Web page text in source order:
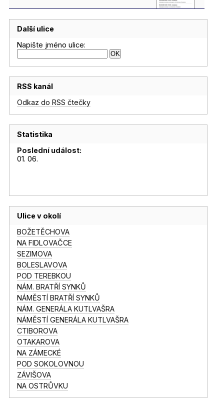
Další ulice
Napište jméno ulice:
RSS kanál
Odkaz do RSS čtečky
Statistika
Poslední událost:
01. 06.
Ulice v okolí
BOŽETĚCHOVA
NA FIDLOVAČCE
SEZIMOVA
BOLESLAVOVA
POD TEREBKOU
NÁM. BRATŘÍ SYNKŮ
NÁMĚSTÍ BRATŘÍ SYNKŮ
NÁM. GENERÁLA KUTLVAŠRA
NÁMĚSTÍ GENERÁLA KUTLVAŠRA
CTIBOROVA
OTAKAROVA
NA ZÁMECKÉ
POD SOKOLOVNOU
ZÁVIŠOVA
NA OSTRŮVKU